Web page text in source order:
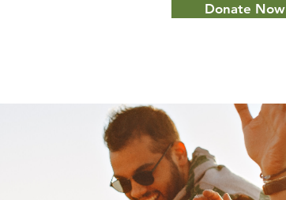
Donate Now